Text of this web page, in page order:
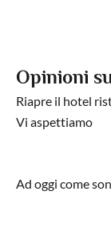
Opinioni
Riapre il hotel
Vi aspettiamo
Ad oggi come